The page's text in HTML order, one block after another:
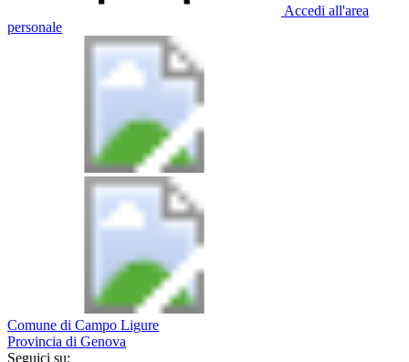
Accedi all'area
personale
Comune di Campo Ligure
Provincia di Genova
Seguici su: